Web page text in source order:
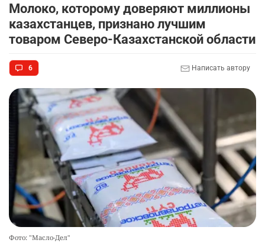
Молоко, которому доверяют миллионы
казахстанцев, признано лучшим
товаром Северо-Казахстанской области
6 Написать автору
Фото: "Масло-Дел"